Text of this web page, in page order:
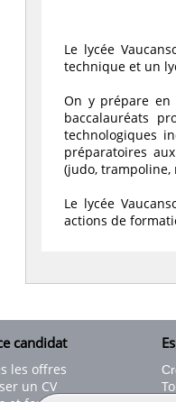
Le lycée
technique et un
On y prépare en
baccalauréats
technologiques
préparatoires
(judo, trampoline,
Le lycée
actions de
candidat
les offres
un CV